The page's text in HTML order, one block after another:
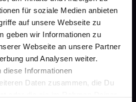
für soziale Medien anbieten
auf unsere Webseite zu
geben wir Informationen zu
Webseite an unsere Partner
und Analysen weiter.
diese Informationen
Daten zusammen, die Du